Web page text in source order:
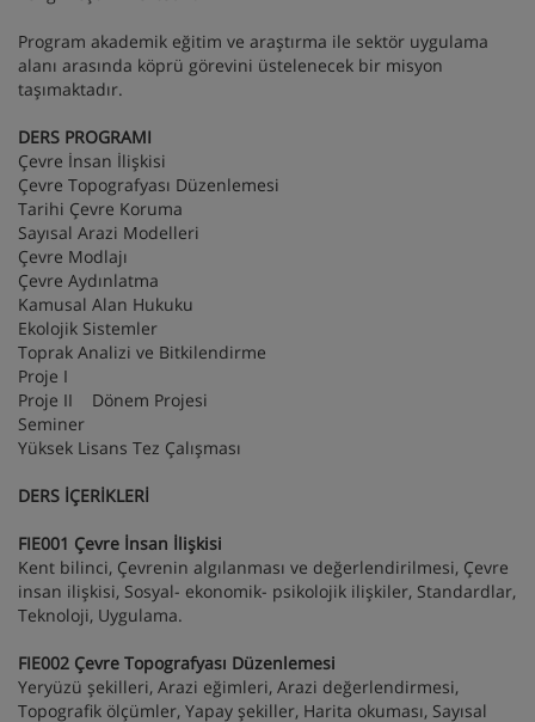
Program akademik eğitim ve araştırma ile sektör uygulama
alanı arasında köprü görevini üstelenecek bir misyon
taşımaktadır.
DERS PROGRAMI
Çevre İnsan İlişkisi
Çevre Topografyası Düzenlemesi
Tarihi Çevre Koruma
Sayısal Arazi Modelleri
Çevre Modlajı
Çevre Aydınlatma
Kamusal Alan Hukuku
Ekolojik Sistemler
Toprak Analizi ve Bitkilendirme
Proje I
Proje II Dönem Projesi
Seminer
Yüksek Lisans Tez Çalışması
DERS İÇERİKLERİ
FIE001 Çevre İnsan İlişkisi
Kent bilinci, Çevrenin algılanması ve değerlendirilmesi, Çevre
insan ilişkisi, Sosyal- ekonomik- psikolojik ilişkiler, Standardlar,
Teknoloji, Uygulama.
FIE002 Çevre Topografyası Düzenlemesi
Yeryüzü şekilleri, Arazi eğimleri, Arazi değerlendirmesi,
Topografik ölçümler, Yapay şekiller, Harita okuması, Sayısal